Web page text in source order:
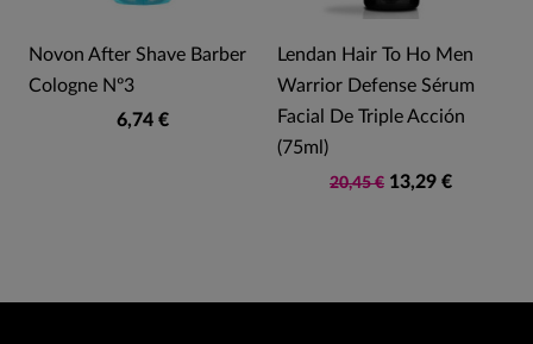
Novon After Shave Barber
Cologne Nº3
6,74 €
Lendan Hair To Ho Men
Warrior Defense Sérum
Facial De Triple Acción
(75ml)
20,45 € 13,29 €